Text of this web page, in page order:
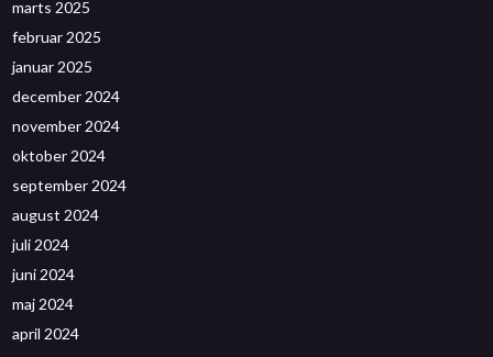
marts 2025
februar 2025
januar 2025
december 2024
november 2024
oktober 2024
september 2024
august 2024
juli 2024
juni 2024
maj 2024
april 2024